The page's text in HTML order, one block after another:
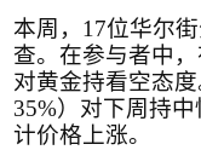
本周， 17位华尔
查。在参与者中，
对黄金持看空态度
35%）对下周持中
计价格上涨。